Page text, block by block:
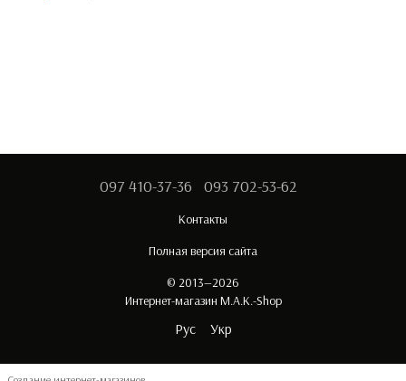
097 410-37-36 093 702-53-62
Контакты
Полная версия сайта
© 2013—2026
Интернет-магазин M.A.K.-Shop
Рус Укр